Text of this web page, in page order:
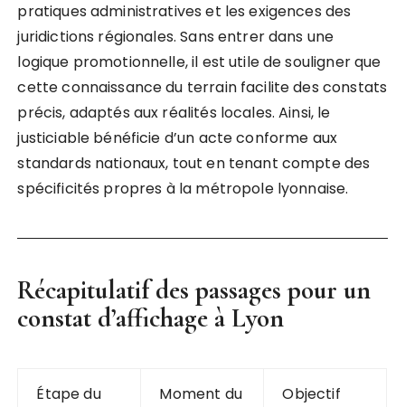
pratiques administratives et les exigences des
juridictions régionales. Sans entrer dans une
logique promotionnelle, il est utile de souligner que
cette connaissance du terrain facilite des constats
précis, adaptés aux réalités locales. Ainsi, le
justiciable bénéficie d’un acte conforme aux
standards nationaux, tout en tenant compte des
spécificités propres à la métropole lyonnaise.
Récapitulatif des passages pour un
constat d’affichage à Lyon
Étape du
Moment du
Objectif